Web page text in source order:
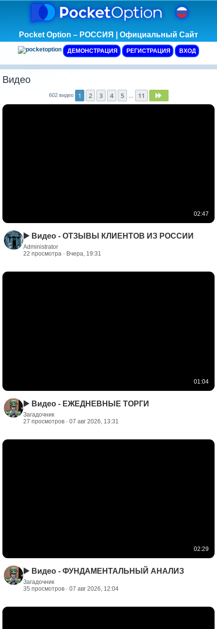
Pocket Option – РОССИЯ | Официальный Сайт
ДЕМОНСТРАЦИЯ РЕГИСТРАЦИЯ ВХОД
Видео
602 видео 1 2 3 4 5 11
02:47
▶️ Видео - ОТЗЫВЫ КЛИЕНТОВ ИЗ РОССИИ
Administrator
22 просмотра · Вчера, 19:31
01:04
▶️ Видео - ЕЖЕДНЕВНЫЕ ТОРГИ
Загадочник
27 просмотров · 07 авг 2026, 13:31
02:29
▶️ Видео - ФУНДАМЕНТАЛЬНЫЙ АНАЛИЗ
Загадочник
35 просмотров · 07 авг 2026, 12:04